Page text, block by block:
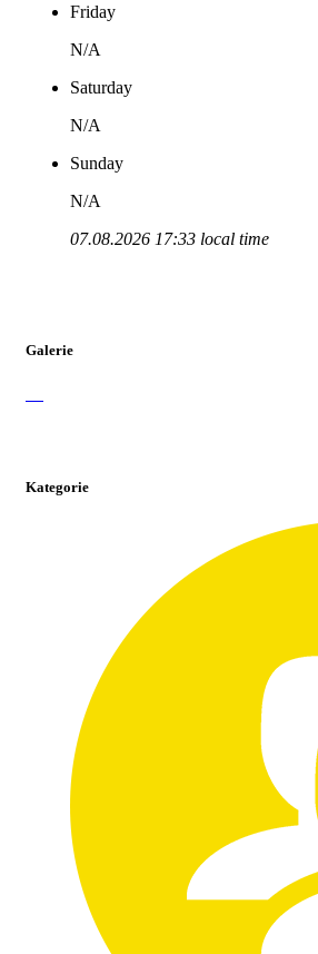
Friday
N/A
Saturday
N/A
Sunday
N/A
07.08.2026 17:33 local time
Galerie
Kategorie